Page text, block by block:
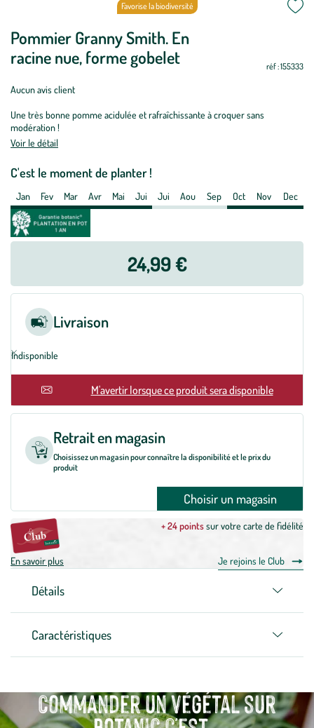
Favorise la biodiversité
Pommier Granny Smith. En
racine nue, forme gobelet
réf : 155333
Aucun avis client
Une très bonne pomme acidulée et rafraîchissante à croquer sans
modération !
Voir le détail
C'est le moment de planter !
Période
Granny
Smith.
racine
forme
gobelet
Jan Fev Mar Avr Mai Jui Jui Aou Sep Oct Nov Dec
Oui
Oui
Oui
Oui
Oui
Oui
Non
Non
Non
Oui
Oui
Oui
24,99 €
Livraison
Indisponible
En rupture M'avertir lorsque ce produit sera disponible
Retrait en magasin
Choisissez un magasin pour connaître la disponibilité et le prix du
produit
Choisir un magasin
+ 24 pointssur votre carte de fidélité
En savoir plus Je rejoins le Club
Détails
Caractéristiques
Commander un végétal sur